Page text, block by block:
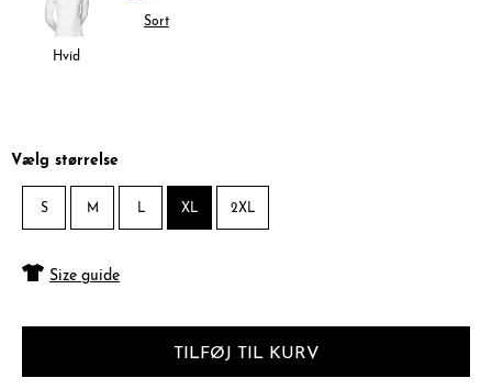
Hvid
Sort
Vælg størrelse
S M L XL 2XL
Size guide
TILFØJ TIL KURV